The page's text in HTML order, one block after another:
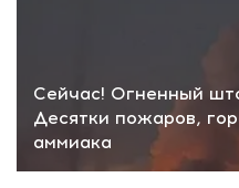
Сейчас! Огненный
Десятки пожаров,
аммиака